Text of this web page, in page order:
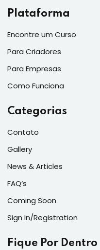
Plataforma
Encontre um Curso
Para Criadores
Para Empresas
Como Funciona
Categorias
Contato
Gallery
News & Articles
FAQ’s
Coming Soon
Sign In/Registration
Fique Por Dentro